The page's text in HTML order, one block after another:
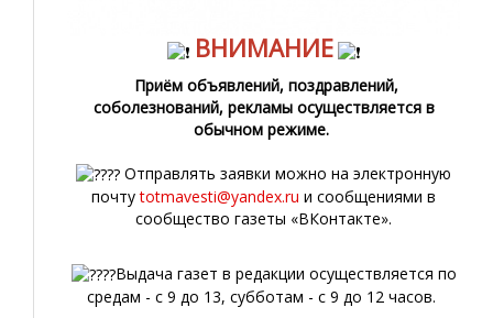
ВНИМАНИЕ
Приём объявлений, поздравлений,
соболезнований, рекламы осуществляется в
обычном режиме.
Отправлять заявки можно на электронную
почтуtotmavesti@yandex.ru и сообщениями в
сообщество газеты «ВКонтакте».
Выдача газет в редакции осуществляется по
средам - с 9 до 13, субботам - с 9 до 12 часов.